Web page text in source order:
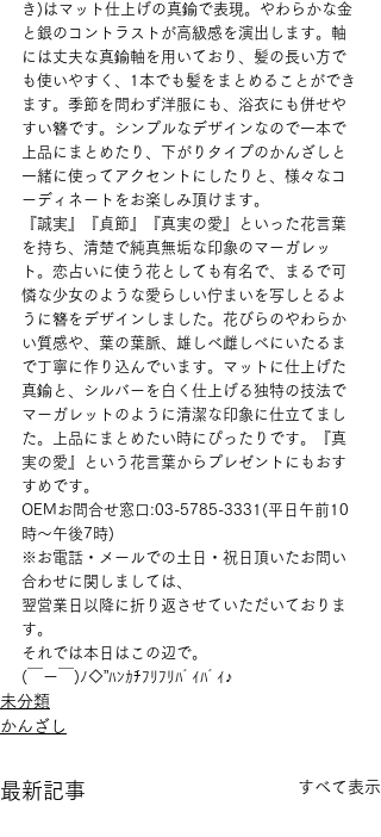
き)はマット仕上げの真鍮で表現。やわらかな金
と銀のコントラストが高級感を演出します。軸
には丈夫な真鍮軸を用いており、髪の長い方で
も使いやすく、1本でも髪をまとめることができ
ます。季節を問わず洋服にも、浴衣にも併せや
すい簪です。シンプルなデザインなので一本で
上品にまとめたり、下がりタイプのかんざしと
一緒に使ってアクセントにしたりと、様々なコ
ーディネートをお楽しみ頂けます。
『誠実』『貞節』『真実の愛』といった花言葉
を持ち、清楚で純真無垢な印象のマーガレッ
ト。恋占いに使う花としても有名で、まるで可
憐な少女のような愛らしい佇まいを写しとるよ
うに簪をデザインしました。花びらのやわらか
い質感や、葉の葉脈、雄しべ雌しべにいたるま
で丁寧に作り込んでいます。マットに仕上げた
真鍮と、シルバーを白く仕上げる独特の技法で
マーガレットのように清潔な印象に仕立てまし
た。上品にまとめたい時にぴったりです。『真
実の愛』という花言葉からプレゼントにもおす
すめです。
OEMお問合せ窓口:03-5785-3331(平日午前10
時〜午後7時)
※お電話・メールでの土日・祝日頂いたお問い
合わせに関しましては、
翌営業日以降に折り返させていただいておりま
す。
それでは本日はこの辺で。
(￣ー￣)ﾉ◇”ﾊﾝｶﾁﾌﾘﾌﾘﾊﾞｲﾊﾞｲ♪
未分類
かんざし
最新記事 すべて表示